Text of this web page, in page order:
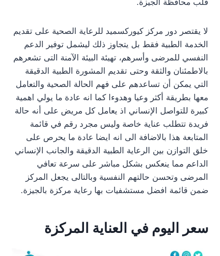
قلب محافظة الجيزة.
لا يقتصر دور مركز كيوركسميد للرعاية الصحية على تقديم
الخدمة الطبية فقط بل يتجاوز ذلك ليشمل توفير الدعم
النفسي للمرضى وأسرهم، تهيئة البيئة الآمنة التى تشعرهم
بالاطمئنان والثقة وحتى تقديم المشورة الطبية الدقيقة
التي يمكن أن تساعدهم على فهم الحالة الصحية والتعامل
معها بطريقة أكثر وعيا وهدوءا كما انه عادة ما يولي اهمية
كبيرة للتواصل الإنساني اذ يعامل كل مريض على أنه حالة
فريدة تتطلب عناية خاصة وليس مجرد رقم في قائمة
المتابعة هذا بالاضافة الى انه ايضا عادة ما يحرص على
خلق التوازن بين الرعاية الطبية الدقيقة والجانب الإنساني
الداعم مما ينعكس بشكل مباشر على سرعة تعافي
المرضى وتحسن حالتهم النفسية وبالتالى يجعل المركز
ضمن قائمة افضل مستشفيات بها رعاية مركزة بالجيزة.
سعر اليوم في العناية المركزة